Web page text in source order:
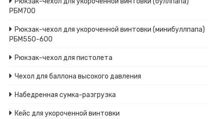
РБМ700
Рюкзак-чехол для укороченной винтовки (минибуллпапа)
РБМ550-600
Рюкзак-чехол для пистолета
Чехол для баллона высокого давления
Набедренная сумка-разгрузка
Кейс для укороченной винтовки